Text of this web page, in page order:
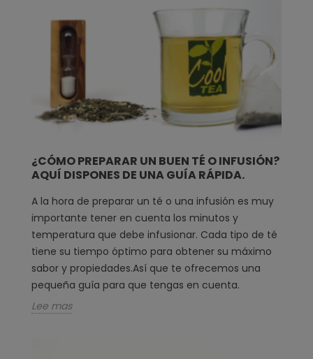
¿CÓMO PREPARAR UN BUEN TÉ O INFUSIÓN?
AQUÍ DISPONES DE UNA GUÍA RÁPIDA.
A la hora de preparar un té o una infusión es muy
importante tener en cuenta los minutos y
temperatura que debe infusionar. Cada tipo de té
tiene su tiempo óptimo para obtener su máximo
sabor y propiedades.Así que te ofrecemos una
pequeña guía para que tengas en cuenta.
Lee mas